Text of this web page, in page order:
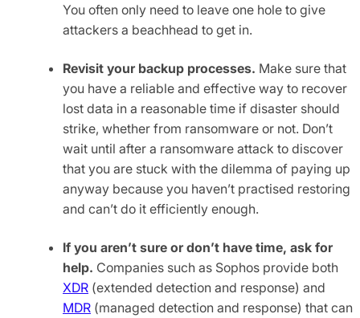
You often only need to leave one hole to give
attackers a beachhead to get in.
Revisit your backup processes. Make sure that
you have a reliable and effective way to recover
lost data in a reasonable time if disaster should
strike, whether from ransomware or not. Don’t
wait until after a ransomware attack to discover
that you are stuck with the dilemma of paying up
anyway because you haven’t practised restoring
and can’t do it efficiently enough.
If you aren’t sure or don’t have time, ask for
help. Companies such as Sophos provide both
XDR (extended detection and response) and
MDR (managed detection and response) that can